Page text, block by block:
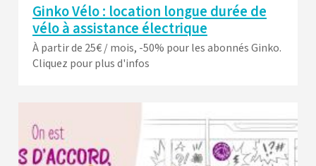
Ginko Vélo : location longue durée de
vélo à assistance électrique
À partir de 25€ / mois, -50% pour les abonnés Ginko.
Cliquez pour plus d'infos